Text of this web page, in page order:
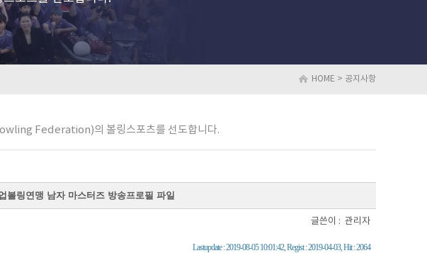
HOME > 공지사항
Federation)의 볼링스포츠를 선도합니다.
볼링연맹 남자 마스터즈 방송프로필 파일
글쓴이 : 관리자
Lastupdate : 2019-08-05 10:01:42, Regist : 2019-04-03, Hit : 2064